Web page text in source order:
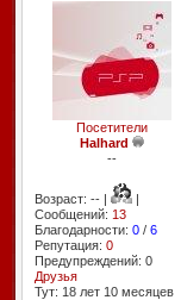
Посетители
Halhard
--
Возраст: -- |
|
Сообщений: 13
Благодарности: 0/ 6
Репутация: 0
Предупреждений: 0
Друзья
Тут: 18 лет 10 месяцев